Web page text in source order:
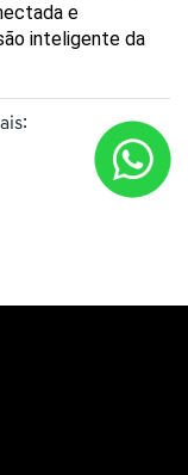
e
inteligente da